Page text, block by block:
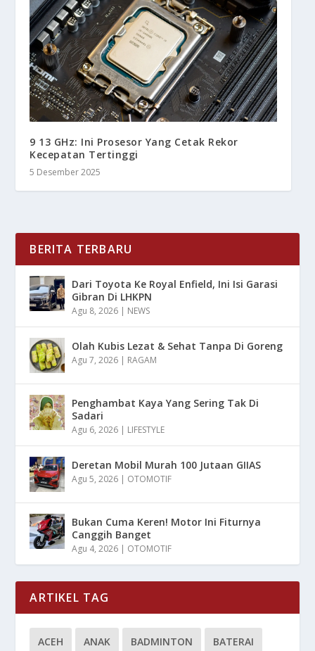
9 13 GHz: Ini Prosesor Yang Cetak Rekor
Kecepatan Tertinggi
5 Desember 2025
BERITA TERBARU
Dari Toyota Ke Royal Enfield, Ini Isi Garasi
Gibran Di LHKPN
Agu 8, 2026 | NEWS
Olah Kubis Lezat & Sehat Tanpa Di Goreng
Agu 7, 2026 | RAGAM
Penghambat Kaya Yang Sering Tak Di
Sadari
Agu 6, 2026 | LIFESTYLE
Deretan Mobil Murah 100 Jutaan GIIAS
Agu 5, 2026 | OTOMOTIF
Bukan Cuma Keren! Motor Ini Fiturnya
Canggih Banget
Agu 4, 2026 | OTOMOTIF
ARTIKEL TAG
ACEH ANAK BADMINTON BATERAI